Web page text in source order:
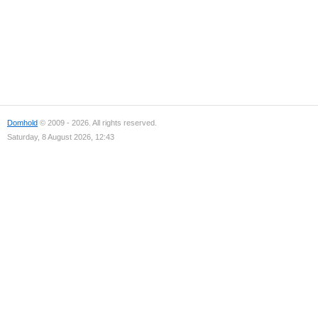
Domhold © 2009 - 2026. All rights reserved.
Saturday, 8 August 2026, 12:43